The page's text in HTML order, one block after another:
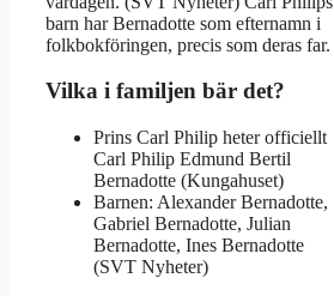
barn har Bernadotte som efternamn i
folkbokföringen, precis som deras far.
Vilka i familjen bär det?
Prins Carl Philip heter officiellt
Carl Philip Edmund Bertil
Bernadotte (Kungahuset)
Barnen: Alexander Bernadotte,
Gabriel Bernadotte, Julian
Bernadotte, Ines Bernadotte
(SVT Nyheter)